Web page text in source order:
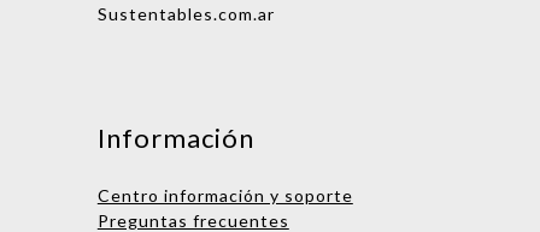
Información
Centro información y soporte
Preguntas frecuentes